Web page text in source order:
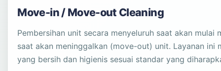
Move-in / Move-out Cleaning
Pembersihan unit secara menyeluruh saat akan mulai
saat akan meninggalkan (move-out) unit. Layanan ini
yang bersih dan higienis sesuai standar yang